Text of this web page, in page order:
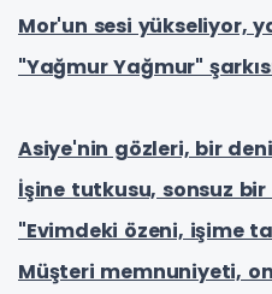
Mor'un sesi yükseliyor,
"Yağmur Yağmur"
Asiye'nin gözleri, bir
İşine tutkusu, sonsuz bir
"Evimdeki özeni, işime
Müşteri memnuniyeti,